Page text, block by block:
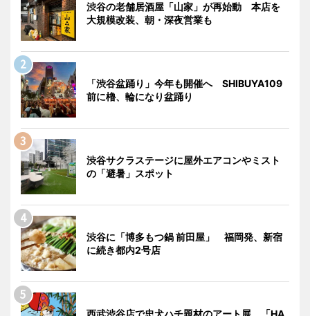
渋谷の老舗居酒屋「山家」が再始動 本店を
大規模改装、朝・深夜営業も
「渋谷盆踊り」今年も開催へ SHIBUYA109
前に櫓、輪になり盆踊り
渋谷サクラステージに屋外エアコンやミスト
の「避暑」スポット
渋谷に「博多もつ鍋 前田屋」 福岡発、新宿
に続き都内2号店
西武渋谷店で忠犬ハチ題材のアート展 「HA